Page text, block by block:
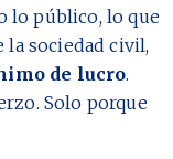
lo público, lo que
la sociedad civil,
de lucro.
Solo porque